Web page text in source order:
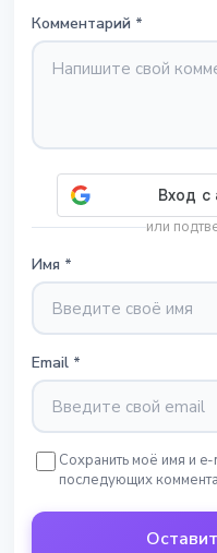
Комментарий *
или
Имя *
Email *
Сохранить моё имя и
последующих